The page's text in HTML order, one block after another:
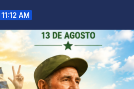
11:12 AM